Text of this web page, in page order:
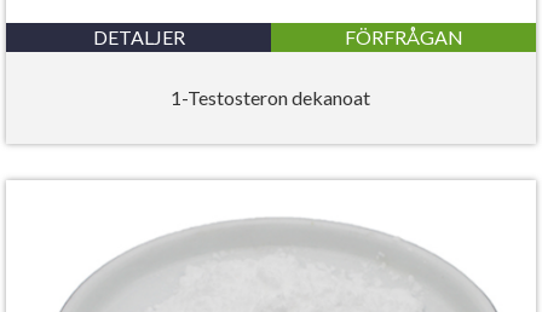
DETALJER FÖRFRÅGAN
1-Testosteron dekanoat